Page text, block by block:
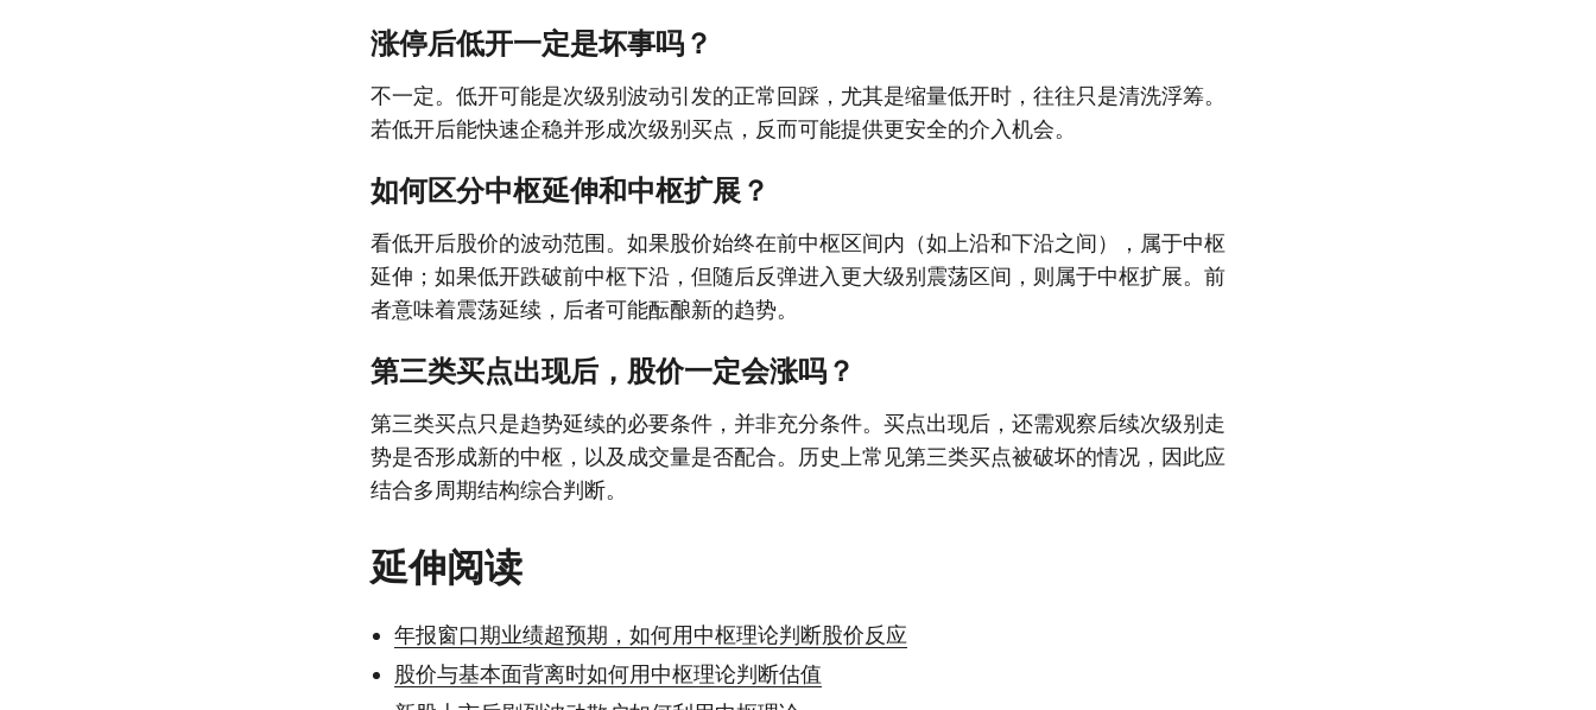
涨停后低开一定是坏事吗？
不一定。低开可能是次级别波动引发的正常回踩，尤其是缩量低开时，往往只是清洗浮筹。
若低开后能快速企稳并形成次级别买点，反而可能提供更安全的介入机会。
如何区分中枢延伸和中枢扩展？
看低开后股价的波动范围。如果股价始终在前中枢区间内（如上沿和下沿之间），属于中枢
延伸；如果低开跌破前中枢下沿，但随后反弹进入更大级别震荡区间，则属于中枢扩展。前
者意味着震荡延续，后者可能酝酿新的趋势。
第三类买点出现后，股价一定会涨吗？
第三类买点只是趋势延续的必要条件，并非充分条件。买点出现后，还需观察后续次级别走
势是否形成新的中枢，以及成交量是否配合。历史上常见第三类买点被破坏的情况，因此应
结合多周期结构综合判断。
延伸阅读
年报窗口期业绩超预期，如何用中枢理论判断股价反应
股价与基本面背离时如何用中枢理论判断估值